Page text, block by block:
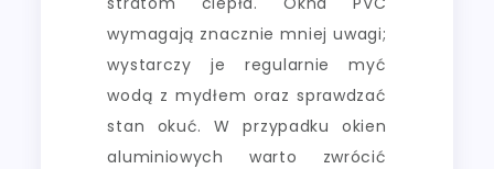
wymagają znacznie mniej uwagi;
wystarczy je regularnie myć
wodą z mydłem oraz sprawdzać
stan okuć. W przypadku okien
aluminiowych warto zwrócić